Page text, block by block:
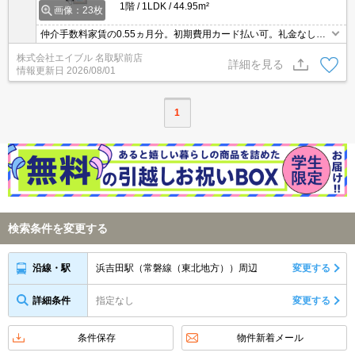
画像：23枚
1階
1LDK 44.95m²
仲介手数料家賃の0.55ヵ月分。初期費用カード払い可。礼金なし。
駐車場2台目月3,300円。インターネット無料。TVインターホン付
き。温水洗浄便座付き。追焚き機能付バス。浴室乾燥機付。洗面化
粧台付き。
株式会社エイブル 名取駅前店
情報更新日 2026/08/01
詳細を見る
1
検索条件を変更する
沿線・駅 浜吉田駅（常磐線（東北地方））周辺 変更する
詳細条件 指定なし 変更する
条件保存 物件新着メール